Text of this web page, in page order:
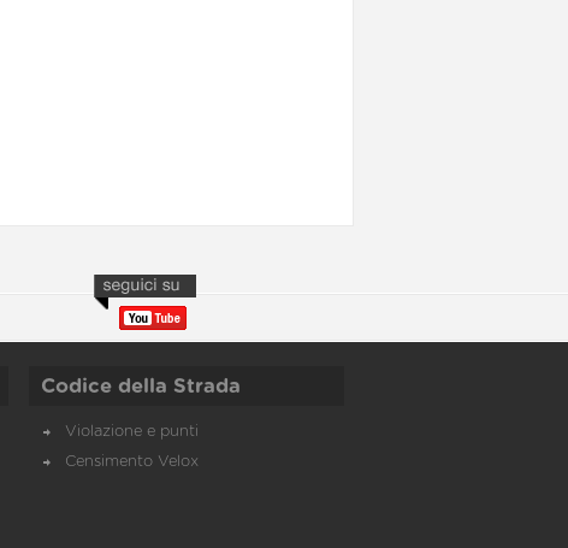
Codice della Strada
Violazione e punti
Censimento Velox